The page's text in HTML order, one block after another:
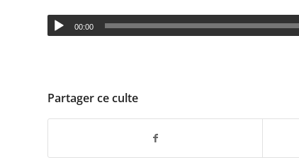
00:00
Partager ce culte